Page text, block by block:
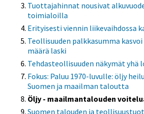
Tuottajahinnat nousivat
toimialoilla
Erityisesti viennin liikevaihdossa
Teollisuuden palkkasumma
määrä laski
Tehdasteollisuuden näkymät yhä
Fokus: Paluu 1970-luvulle: öljy
Suomen ja maailman taloutta
Öljy - maailmantalouden
Suomen talouden ja